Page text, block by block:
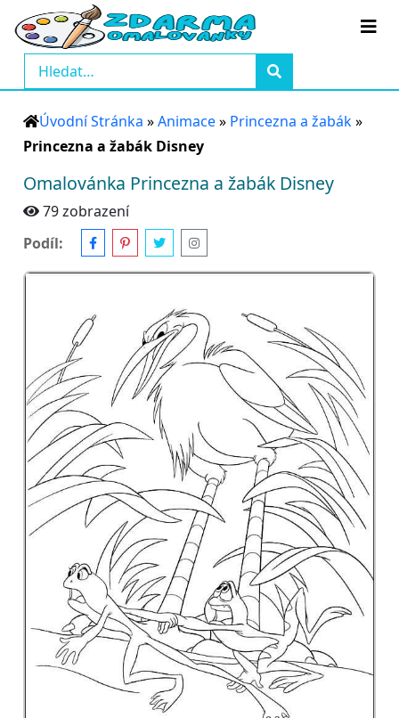
Úvodní Stránka »Animace» Princezna a žabák»
Princezna a žabák Disney
Omalovánka Princezna a žabák Disney
79 zobrazení
Podíl: